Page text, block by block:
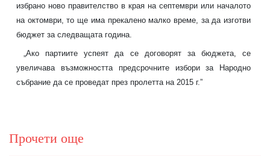
избрано ново правителство в края на септември или началото
на октомври, то ще има прекалено малко време, за да изготви
бюджет за следващата година.
„Ако партиите успеят да се договорят за бюджета, се
увеличава възможността предсрочните избори за Народно
събрание да се проведат през пролетта на 2015 г.”
Прочети още